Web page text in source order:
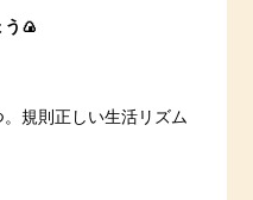
う🍙
規則正しい生活リズム